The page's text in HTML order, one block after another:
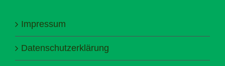
Impressum
Datenschutzerklärung